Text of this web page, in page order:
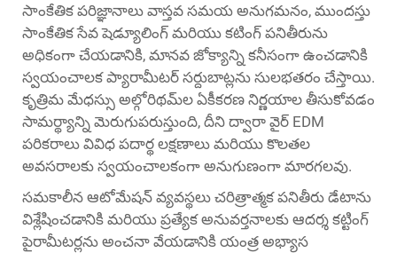
సాంకేతిక పరిజ్ఞానాలు వాస్తవ సమయ అనుగమనం, ముందస్తు
సాంకేతిక సేవ షెడ్యూలింగ్ మరియు కటింగ్ పనితీరును
అధికంగా చేయడానికి, మానవ జోక్యాన్ని కనీసంగా ఉంచడానికి
స్వయంచాలక ప్యారామీటర్ సర్దుబాట్లను సులభతరం చేస్తాయి.
కృత్రిమ మేధస్సు అల్గోరిథమ్‌ల ఏకీకరణ నిర్ణయాల తీసుకోవడం
సామర్థ్యాన్ని మెరుగుపరుస్తుంది, దీని ద్వారా వైర్ EDM
పరికరాలు వివిధ పదార్థ లక్షణాలు మరియు కొలతల
అవసరాలకు స్వయంచాలకంగా అనుగుణంగా మారగలవు.
సమకాలీన ఆటోమేషన్ వ్యవస్థలు చరిత్రాత్మక పనితీరు డేటాను
విశ్లేషించడానికి మరియు ప్రత్యేక అనువర్తనాలకు ఆదర్శ కట్టింగ్
పైరామీటర్లను అంచనా వేయడానికి యంత్ర అభ్యాస